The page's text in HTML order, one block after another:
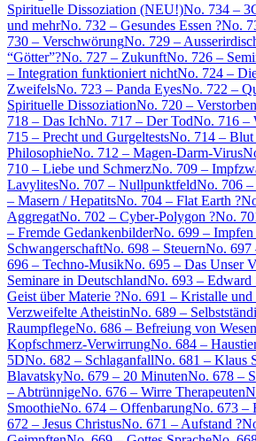
Spirituelle Dissoziation (NEU!)No. 734 –
und mehrNo. 732 – Gesundes Essen ?No.
730 – VerschwörungNo. 729 –
“Götter”?No. 727 – ZukunftNo. 726 –
– Integration funktioniert nichtNo. 724 –
ZweifelsNo. 723 – Panda EyesNo. 722 –
Spirituelle DissoziationNo. 720 –
718 – Das IchNo. 717 – Der TodNo. 716 –
715 – Precht und GurgeltestsNo. 714 – Blut
PhilosophieNo. 712 – Magen-Darm-Virus
710 – Liebe und SchmerzNo. 709 –
LavylitesNo. 707 – NullpunktfeldNo. 706 –
– Masern / HepatitsNo. 704 – Flat Earth ?
AggregatNo. 702 – Cyber-Polygon ?No.
– Fremde GedankenbilderNo. 699 – Impfen
SchwangerschaftNo. 698 – SteuernNo. 697
696 – Techno-MusikNo. 695 – Das Unser
Seminare in DeutschlandNo. 693 – Edward
Geist über Materie ?No. 691 – Kristalle und
Verzweifelte AtheistinNo. 689 –
RaumpflegeNo. 686 – Befreiung von
Kopfschmerz-VerwirrungNo. 684 –
5DNo. 682 – SchlaganfallNo. 681 – Klaus
BlavatskyNo. 679 – 20 MinutenNo. 678 –
– AbtrünnigeNo. 676 – Wirre Therapeuten
SmoothieNo. 674 – OffenbarungNo. 673 –
672 – Jesus ChristusNo. 671 – Aufstand ?